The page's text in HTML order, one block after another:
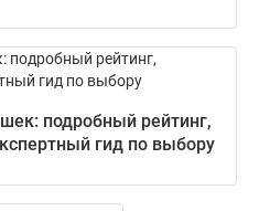
подробный рейтинг,
гид по выбору